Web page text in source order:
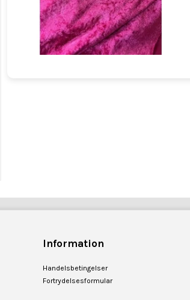
Information
Handelsbetingelser
Fortrydelsesformular